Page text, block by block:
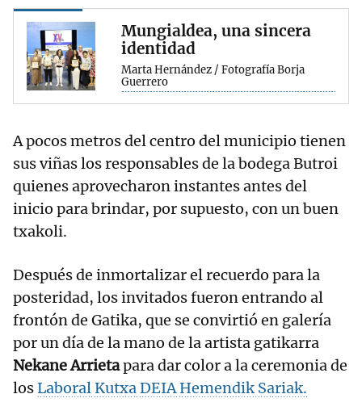
Mungialdea, una sincera
identidad
Marta Hernández / Fotografía Borja
Guerrero
A pocos metros del centro del municipio tienen
sus viñas los responsables de la bodega Butroi
quienes aprovecharon instantes antes del
inicio para brindar, por supuesto, con un buen
txakoli.
Después de inmortalizar el recuerdo para la
posteridad, los invitados fueron entrando al
frontón de Gatika, que se convirtió en galería
por un día de la mano de la artista gatikarra
Nekane Arrietapara dar color a la ceremonia de
losLaboral Kutxa DEIA Hemendik Sariak.